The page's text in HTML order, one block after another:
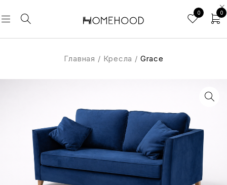
0 0
Главная / Кресла / Grace